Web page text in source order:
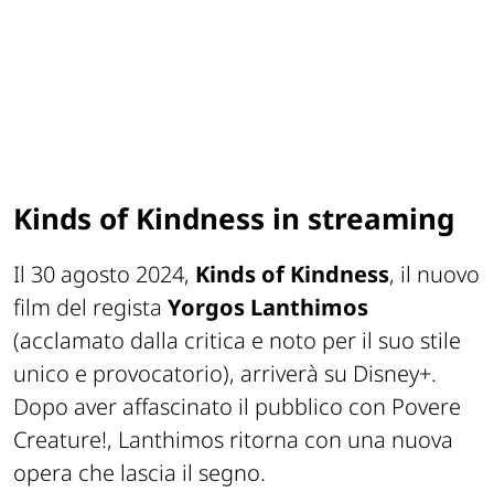
Kinds of Kindness in streaming
Il 30 agosto 2024, Kinds of Kindness, il nuovo
film del regista Yorgos Lanthimos
(acclamato dalla critica e noto per il suo stile
unico e provocatorio), arriverà su Disney+.
Dopo aver affascinato il pubblico con Povere
Creature!, Lanthimos ritorna con una nuova
opera che lascia il segno.